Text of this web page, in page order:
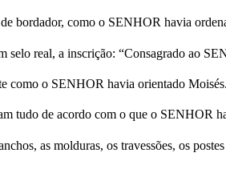
bordador, como o SENHOR havia
selo real, a inscrição: “Consagrado ao
como o SENHOR havia orientado Moisés.
tudo de acordo com o que o SENHOR
as molduras, os travessões, os